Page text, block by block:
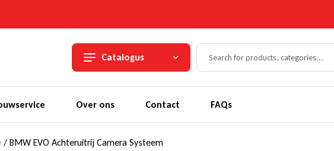
Catalogus
Over ons Contact FAQs
/ BMW EVO Achteruitrij Camera Systeem